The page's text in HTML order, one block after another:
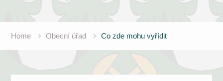
Home Obecní úřad Co zde mohu vyřídit